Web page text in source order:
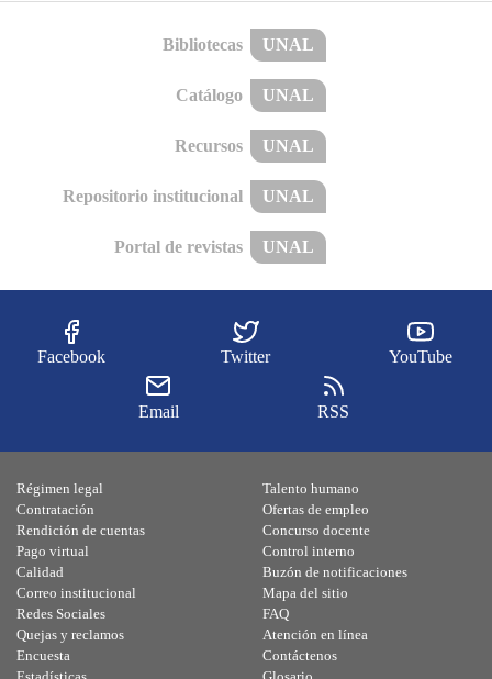
Bibliotecas UNAL
Catálogo UNAL
Recursos UNAL
Repositorio institucional UNAL
Portal de revistas UNAL
Facebook Twitter YouTube
Email RSS
Régimen legal
Contratación
Rendición de cuentas
Pago virtual
Calidad
Talento humano
Ofertas de empleo
Concurso docente
Control interno
Buzón de notificaciones
Correo institucional
Redes Sociales
Quejas y reclamos
Encuesta
Mapa del sitio
FAQ
Atención en línea
Contáctenos